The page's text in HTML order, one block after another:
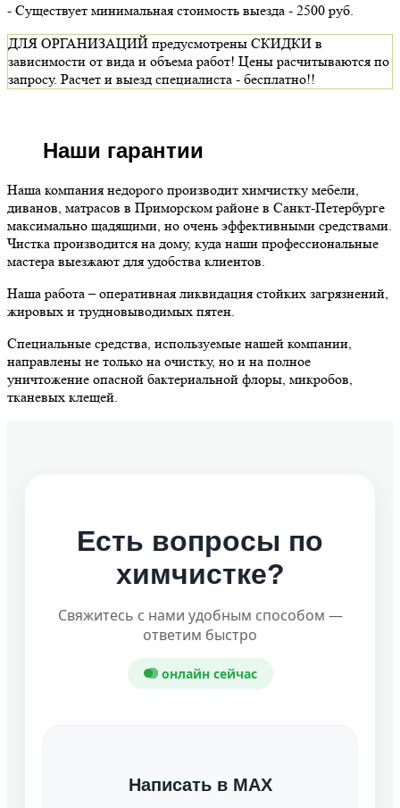
- Существует минимальная стоимость выезда - 2500 руб.
ДЛЯ ОРГАНИЗАЦИЙ предусмотрены СКИДКИ в
зависимости от вида и объема работ! Цены расчитываются по
запросу. Расчет и выезд специалиста - бесплатно!!
Наши гарантии
Наша компания недорого производит химчистку мебели,
диванов, матрасов в Приморском районе в Санкт-Петербурге
максимально щадящими, но очень эффективными средствами.
Чистка производится на дому, куда наши профессиональные
мастера выезжают для удобства клиентов.
Наша работа – оперативная ликвидация стойких загрязнений,
жировых и трудновыводимых пятен.
Специальные средства, используемые нашей компании,
направлены не только на очистку, но и на полное
уничтожение опасной бактериальной флоры, микробов,
тканевых клещей.
Есть вопросы по
химчистке?
Свяжитесь с нами удобным способом —
ответим быстро
онлайн сейчас
Написать в MAX